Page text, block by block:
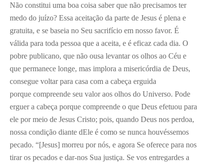
Não constitui uma boa coisa saber que não precisamos ter
medo do juízo? Essa aceitação da parte de Jesus é plena e
gratuita, e se baseia no Seu sacrifício em nosso favor. É
válida para toda pessoa que a aceita, e é eficaz cada dia. O
pobre publicano, que não ousa levantar os olhos ao Céu e
que permanece longe, mas implora a misericórdia de Deus,
consegue voltar para casa com a cabeça erguida
porque compreende seu valor aos olhos do Universo. Pode
erguer a cabeça porque compreende o que Deus efetuou para
ele por meio de Jesus Cristo; pois, quando Deus nos perdoa,
nossa condição diante dEle é como se nunca houvéssemos
pecado. “[Jesus] morreu por nós, e agora Se oferece para nos
tirar os pecados e dar-nos Sua justiça. Se vos entregardes a